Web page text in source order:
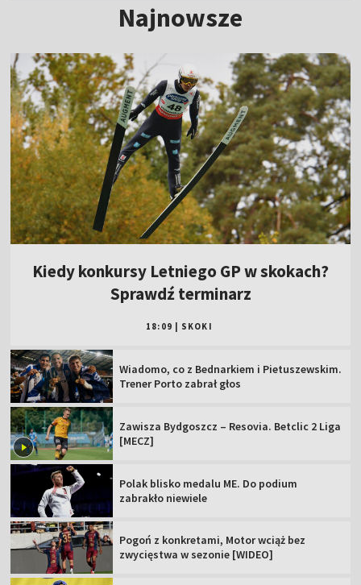
Najnowsze
Kiedy konkursy Letniego GP w skokach?
Sprawdź terminarz
18:09 SKOKI
Wiadomo, co z Bednarkiem i Pietuszewskim.
Trener Porto zabrał głos
Zawisza Bydgoszcz – Resovia. Betclic 2 Liga
[MECZ]
Polak blisko medalu ME. Do podium
zabrakło niewiele
Pogoń z konkretami, Motor wciąż bez
zwycięstwa w sezonie [WIDEO]